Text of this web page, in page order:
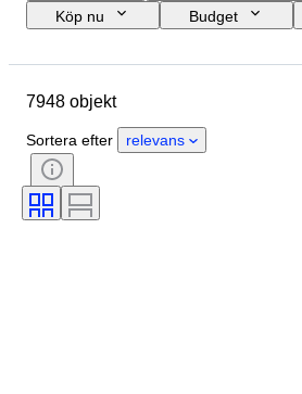
Köp nu
Budget
Kön
Certifiering
Slipning
Klarhet
Exakt färg
Ädelstenens transparens
7948 objekt
Sortera efter relevans